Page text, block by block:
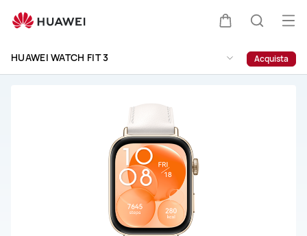
WATCH
Supporto
Apri
il
HUAWEI WATCH FIT 3 Acquista